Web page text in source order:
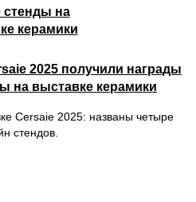
2025 получили награды
на выставке керамики
Cersaie 2025: названы четыре
стендов.